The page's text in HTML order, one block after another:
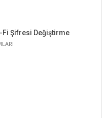
Fi Şifresi Değiştirme